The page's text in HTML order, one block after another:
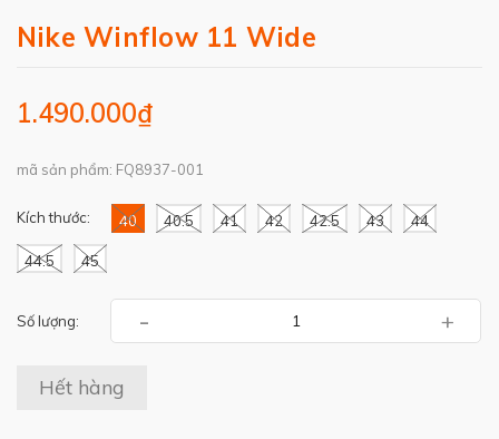
Nike Winflow 11 Wide
1.490.000₫
mã sản phẩm: FQ8937-001
Kích thước: 40 40.5 41 42 42.5 43 44
44.5 45
Số lượng: - +
Hết hàng